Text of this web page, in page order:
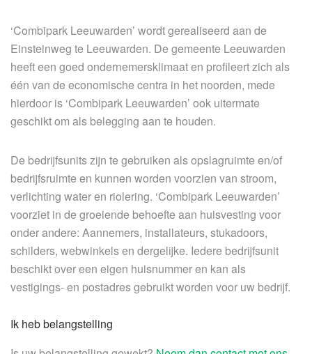
‘Combipark Leeuwarden’ wordt gerealiseerd aan de
Einsteinweg te Leeuwarden. De gemeente Leeuwarden
heeft een goed ondernemersklimaat en profileert zich als
één van de economische centra in het noorden, mede
hierdoor is ‘Combipark Leeuwarden’ ook uitermate
geschikt om als belegging aan te houden.
De bedrijfsunits zijn te gebruiken als opslagruimte en/of
bedrijfsruimte en kunnen worden voorzien van stroom,
verlichting water en riolering. ‘Combipark Leeuwarden’
voorziet in de groeiende behoefte aan huisvesting voor
onder andere: Aannemers, installateurs, stukadoors,
schilders, webwinkels en dergelijke. Iedere bedrijfsunit
beschikt over een eigen huisnummer en kan als
vestigings- en postadres gebruikt worden voor uw bedrijf.
Ik heb belangstelling